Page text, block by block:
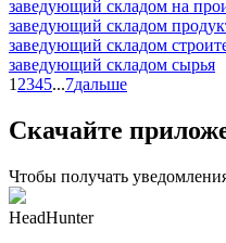
заведующий складом на
заведующий складом
заведующий складом
заведующий складом сырья
1 2345...7дальше
Скачайте
Чтобы получать
HeadHunter